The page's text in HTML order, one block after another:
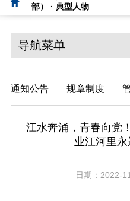
部） · 典型人物
导航菜单
通知公告 规章制度
江水奔涌，青春向党
业江河里
日期：2022-